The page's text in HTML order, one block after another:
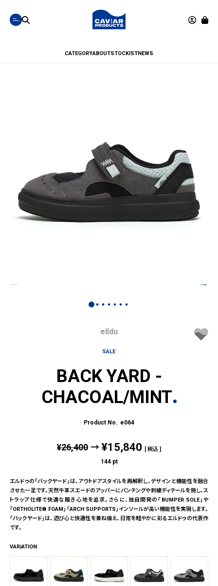
CATEGORYABOUTSTOCKISTNEWS
elldu
SALE
BACK YARD -
CHACOAL/MINT
e064
¥26,400 → ¥15,840 税込
144 pt
エルドゥの「バックヤード」は、アウトドアスタイルを再解釈し、デザインと機能性を融合
させた一足です。天然牛革スエードのアッパーにパンチングや刺繍ディテールを施し、ス
トラップ仕様で快適な履き心地を追求。さらに、独自開発の「BUMPER SOLE」や
「ORTHOLITE® FOAM」「ARCH SUPPORTS」インソールが高い機能性を実現します。
「バックヤード」は、遊び心と快適性を兼ね備え、日常を軽やかに彩るエルドゥの代表作
です。
VARiATION